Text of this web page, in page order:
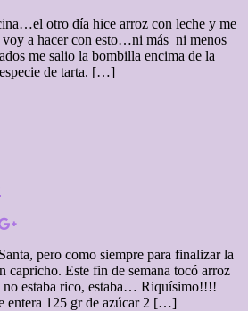
otro día hice arroz con leche y me
voy a hacer con esto…ni más ni menos
me salio la bombilla encima de la
de tarta. […]
pero como siempre para finalizar la
capricho. Este fin de semana tocó arroz
no estaba rico, estaba… Riquísimo!!!!
entera 125 gr de azúcar 2 […]